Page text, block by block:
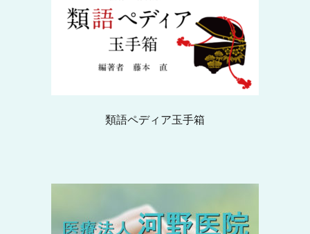
類語ペディア玉手箱